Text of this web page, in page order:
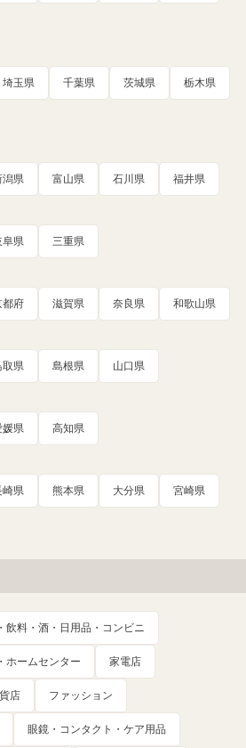
埼玉県 千葉県 茨城県 栃木県
潟県 富山県 石川県 福井県
阜県 三重県
都府 滋賀県 奈良県 和歌山県
取県 島根県 山口県
媛県 高知県
崎県 熊本県 大分県 宮崎県
飲料・酒・日用品・コンビニ
ホームセンター 家電店
店 ファッション
眼鏡・コンタクト・ケア用品